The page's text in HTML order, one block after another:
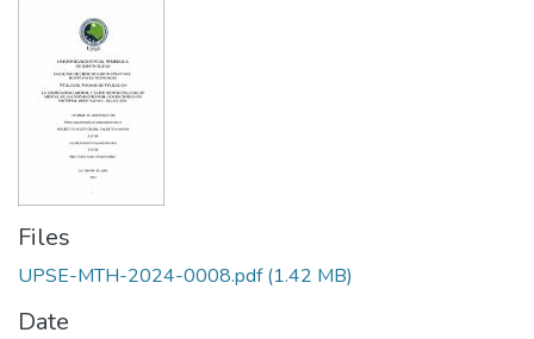
Files
UPSE-MTH-2024-0008.pdf(1.42 MB)
Date